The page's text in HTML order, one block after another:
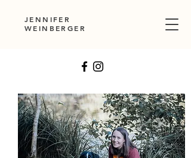
JENNIFER
WEINBERGER